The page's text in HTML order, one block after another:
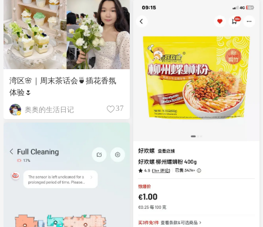
湾区🌸｜周末茶话会🍵插花香氛
体验🌷
奥奥的生活日记 37